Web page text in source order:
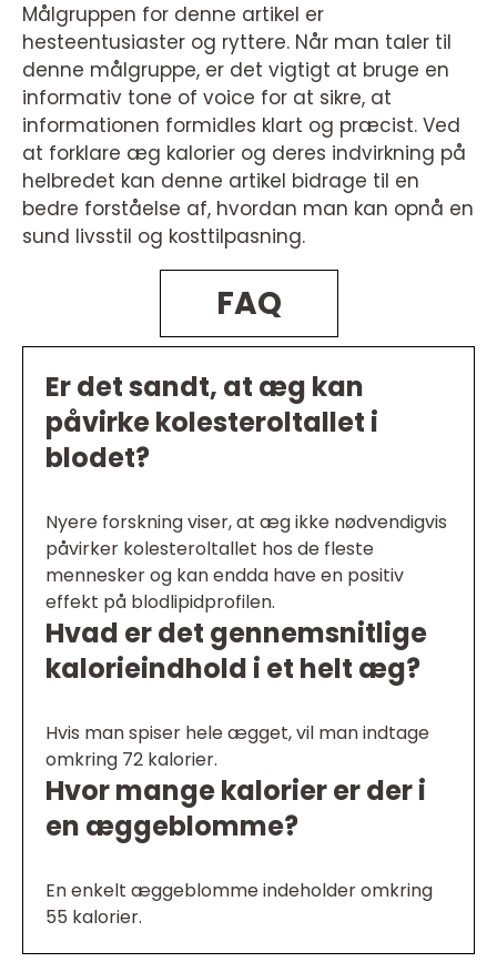
Målgruppen for denne artikel er
hesteentusiaster og ryttere. Når man taler til
denne målgruppe, er det vigtigt at bruge en
informativ tone of voice for at sikre, at
informationen formidles klart og præcist. Ved
at forklare æg kalorier og deres indvirkning på
helbredet kan denne artikel bidrage til en
bedre forståelse af, hvordan man kan opnå en
sund livsstil og kosttilpasning.
FAQ
Er det sandt, at æg kan
påvirke kolesteroltallet i
blodet?
Nyere forskning viser, at æg ikke nødvendigvis
påvirker kolesteroltallet hos de fleste
mennesker og kan endda have en positiv
effekt på blodlipidprofilen.
Hvad er det gennemsnitlige
kalorieindhold i et helt æg?
Hvis man spiser hele ægget, vil man indtage
omkring 72 kalorier.
Hvor mange kalorier er der i
en æggeblomme?
En enkelt æggeblomme indeholder omkring
55 kalorier.